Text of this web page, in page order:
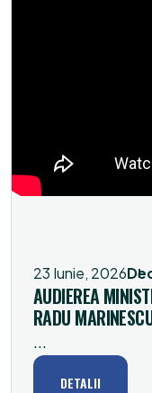
23 Iunie, 2026
AUDIEREA
RADU
...
DETALII